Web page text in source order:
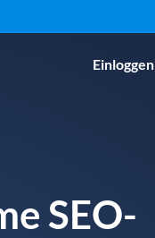
Einloggen
SEO-